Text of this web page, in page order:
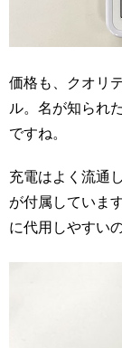
価格も、クオリ
ル。名が知られ
ですね。
充電はよく流通
が付属していま
に代用しやすい